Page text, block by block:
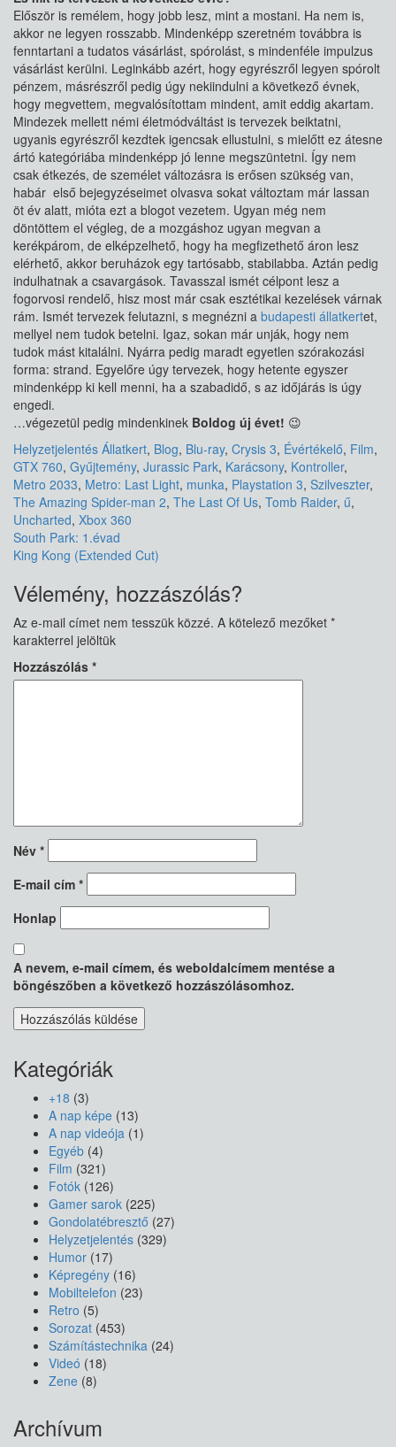
Először is remélem, hogy jobb lesz, mint a mostani. Ha nem is,
akkor ne legyen rosszabb. Mindenképp szeretném továbbra is
fenntartani a tudatos vásárlást, spórolást, s mindenféle impulzus
vásárlást kerülni. Leginkább azért, hogy egyrészről legyen spórolt
pénzem, másrészről pedig úgy nekiindulni a következő évnek,
hogy megvettem, megvalósítottam mindent, amit eddig akartam.
Mindezek mellett némi életmódváltást is tervezek beiktatni,
ugyanis egyrészről kezdtek igencsak ellustulni, s mielőtt ez átesne
ártó kategóriába mindenképp jó lenne megszüntetni. Így nem
csak étkezés, de személet változásra is erősen szükség van,
habár első bejegyzéseimet olvasva sokat változtam már lassan
öt év alatt, mióta ezt a blogot vezetem. Ugyan még nem
döntöttem el végleg, de a mozgáshoz ugyan megvan a
kerékpárom, de elképzelhető, hogy ha megfizethető áron lesz
elérhető, akkor beruházok egy tartósabb, stabilabba. Aztán pedig
indulhatnak a csavargások. Tavasszal ismét célpont lesz a
fogorvosi rendelő, hisz most már csak esztétikai kezelések várnak
rám. Ismét tervezek felutazni, s megnézni a budapesti állatkertet,
mellyel nem tudok betelni. Igaz, sokan már unják, hogy nem
tudok mást kitalálni. Nyárra pedig maradt egyetlen szórakozási
forma: strand. Egyelőre úgy tervezek, hogy hetente egyszer
mindenképp ki kell menni, ha a szabadidő, s az időjárás is úgy
engedi.
…végezetül pedig mindenkinek Boldog új évet! 😉
Helyzetjelentés Állatkert, Blog, Blu-ray, Crysis 3, Évértékelő, Film,
GTX 760, Gyűjtemény, Jurassic Park, Karácsony, Kontroller,
Metro 2033, Metro: Last Light, munka, Playstation 3, Szilveszter,
The Amazing Spider-man 2, The Last Of Us, Tomb Raider, ű,
Uncharted, Xbox 360
Bejegyzés
navigáció
South Park: 1.évad
King Kong (Extended Cut)
Vélemény, hozzászólás?
Az e-mail címet nem tesszük közzé. A kötelező mezőket *
karakterrel jelöltük
Hozzászólás *
Név *
E-mail cím *
Honlap
A nevem, e-mail címem, és weboldalcímem mentése a
böngészőben a következő hozzászólásomhoz.
Kategóriák
+18 (3)
A nap képe (13)
A nap videója (1)
Egyéb (4)
Film (321)
Fotók (126)
Gamer sarok (225)
Gondolatébresztő (27)
Helyzetjelentés (329)
Humor (17)
Képregény (16)
Mobiltelefon (23)
Retro (5)
Sorozat (453)
Számítástechnika (24)
Videó (18)
Zene (8)
Archívum